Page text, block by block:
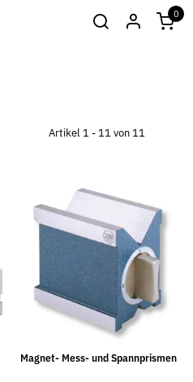
0
Artikel 1 - 11 von 11
Magnet- Mess- und Spannprismen